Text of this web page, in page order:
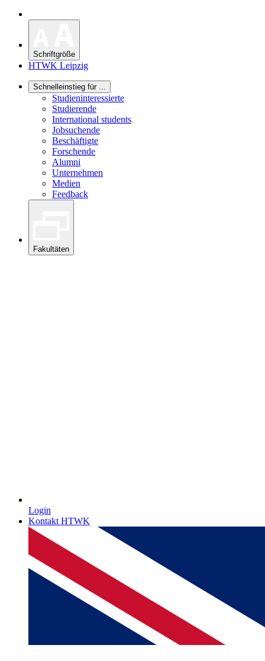
Schriftgröße
HTWK Leipzig
Schnelleinstieg für ...
Studieninteressierte
Studierende
International students
Jobsuchende
Beschäftigte
Forschende
Alumni
Unternehmen
Medien
Feedback
Fakultäten
Login
Kontakt HTWK